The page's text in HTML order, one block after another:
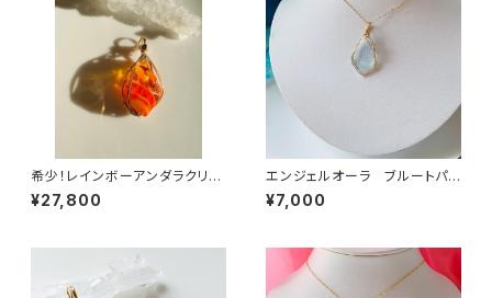
希少！レインボーアンダラクリス
タルrbw-wpt1
¥27,800
エンジェルオーラ ブルートパ
ーズ/シエラ産アンダラクリスタ
ル ワイヤーペンダントab-wp
¥7,000